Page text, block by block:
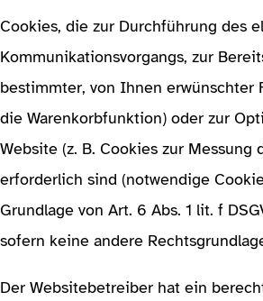
Cookies, die zur Durchführung des
Kommunikationsvorgangs, zur
bestimmter, von Ihnen erwünschter
die Warenkorbfunktion) oder zur
Website (z. B. Cookies zur Messung
erforderlich sind (notwendige
Grundlage von Art. 6 Abs. 1 lit. f
sofern keine andere
Der Websitebetreiber hat ein